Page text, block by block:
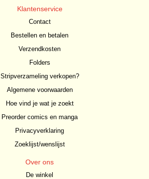
Klantenservice
Contact
Bestellen en betalen
Verzendkosten
Folders
Stripverzameling verkopen?
Algemene voorwaarden
Hoe vind je wat je zoekt
Preorder comics en manga
Privacyverklaring
Zoeklijst/wenslijst
Over ons
De winkel